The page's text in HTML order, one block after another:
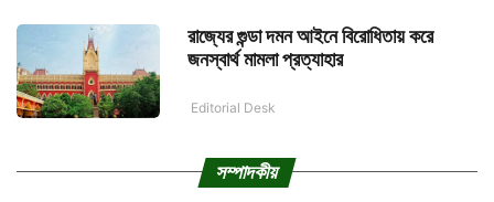
রাজ্যের গুন্ডা দমন আইনে বিরোধিতায় করে
জনস্বার্থ মামলা প্রত্যাহার
Editorial Desk
সম্পাদকীয়